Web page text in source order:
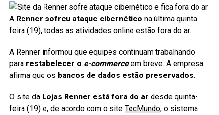
A Renner sofreu ataque cibernético na última quinta-
feira (19), todas as atividades online estão fora do ar.
A Renner informou que equipes continuam trabalhando
para restabelecer o e-commerce em breve. A empresa
afirma que os bancos de dados estão preservados.
O site da Lojas Renner está fora do ar desde quinta-
feira (19) e, de acordo com o site TecMundo, o sistema